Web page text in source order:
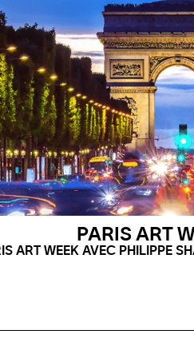
PARIS ART
ART WEEK AVEC PHILIPPE